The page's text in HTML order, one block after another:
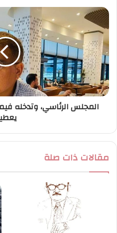
المجلس الرئاسي، وتدخله
مقالات ذات صلة